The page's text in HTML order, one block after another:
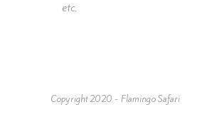
etc.
Copyright 2020 - Flamingo Safari